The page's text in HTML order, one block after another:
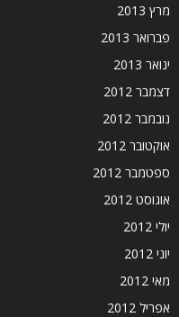
מרץ 2013
פברואר 2013
ינואר 2013
דצמבר 2012
נובמבר 2012
אוקטובר 2012
ספטמבר 2012
אוגוסט 2012
יולי 2012
יוני 2012
מאי 2012
אפריל 2012